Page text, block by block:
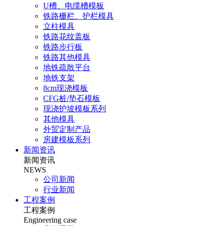
U槽、电缆槽模板
铁路栅栏、护栏模具
立柱模具
铁路花纹盖板
铁路步行板
铁路其他模具
地铁疏散平台
地铁支架
8cm现浇模板
CFG桩/垫石模板
现浇护坡模板系列
其他模具
外贸定制产品
房建模板系列
新闻资讯
新闻资讯
NEWS
公司新闻
行业新闻
工程案例
工程案例
Engineering case